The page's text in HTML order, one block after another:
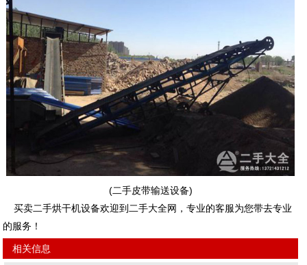
(二手皮带输送设备)
买卖二手烘干机设备欢迎到二手大全网，专业的客服为您带去专业
的服务！
相关信息